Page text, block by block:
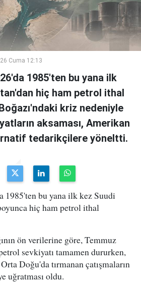
Cuma 12:13
1985'ten bu yana ilk
hiç ham petrol ithal
kriz nedeniyle
aksaması, Amerikan
tedarikçilere yöneltti.
1985'ten bu yana ilk kez Suudi
hiç ham petrol ithal
ön verilerine göre, Temmuz
sevkiyatı tamamen dururken,
Doğu'da tırmanan çatışmaların
uğratması oldu.